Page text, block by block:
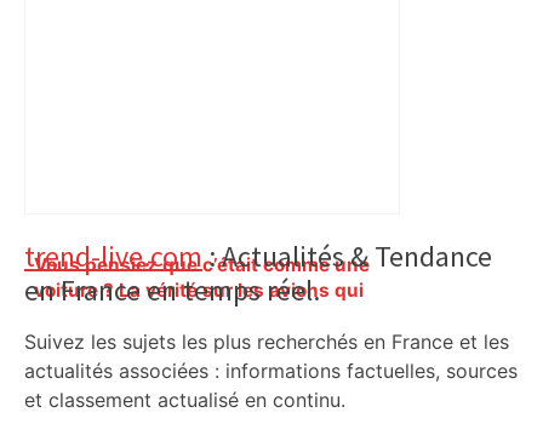
Vous pensiez que c’était comme une
voiture ? La vérité sur les avions qui
Primary
Sidebar
trend-live.com: Actualités & Tendance
en France en temps réel.
Suivez les sujets les plus recherchés en France et les
actualités associées : informations factuelles, sources
et classement actualisé en continu.